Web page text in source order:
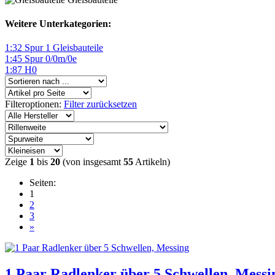
Weitere Unterkategorien:
1:32 Spur 1 Gleisbauteile
1:45 Spur 0/0m/0e
1:87 H0
Filteroptionen: Filter zurücksetzen
Zeige 1 bis 20 (von insgesamt55Artikeln)
Seiten:
1
2
3
»